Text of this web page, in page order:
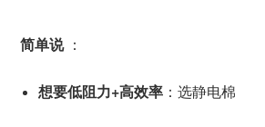
简单说：
想要低阻力+高效率 ：选静电棉